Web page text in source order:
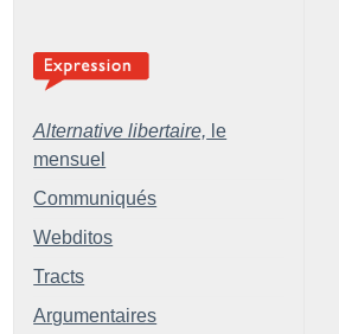
Alternative libertaire, le
mensuel
Communiqués
Webditos
Tracts
Argumentaires